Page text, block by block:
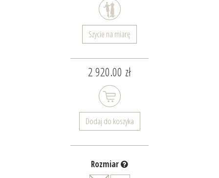
Szycie na miarę
2 920.00 zł
Dodaj do koszyka
Rozmiar